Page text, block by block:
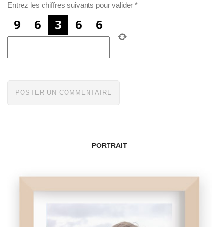
Entrez les chiffres suivants pour valider *
PORTRAIT